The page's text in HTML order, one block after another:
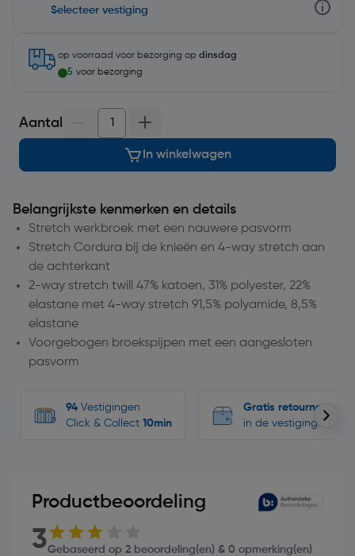
Selecteer vestiging
op voorraad voor bezorging op dinsdag
5 voor bezorging
Aantal
In winkelwagen
Belangrijkste kenmerken en details
Stretch werkbroek met een nauwere pasvorm
Stretch Cordura bij de knieën en 4-way stretch aan
de achterkant
2-way stretch twill 47% katoen, 31% polyester, 22%
elastane met 4-way stretch 91,5% polyamide, 8,5%
elastane
Voorgebogen broekspijpen met een aangesloten
pasvorm
94 Vestigingen
Click & Collect 10min
Gratis retourneren
in de vestigingen
Productbeoordeling
3Gebaseerd op 2 beoordeling(en) & 0 opmerking(en)